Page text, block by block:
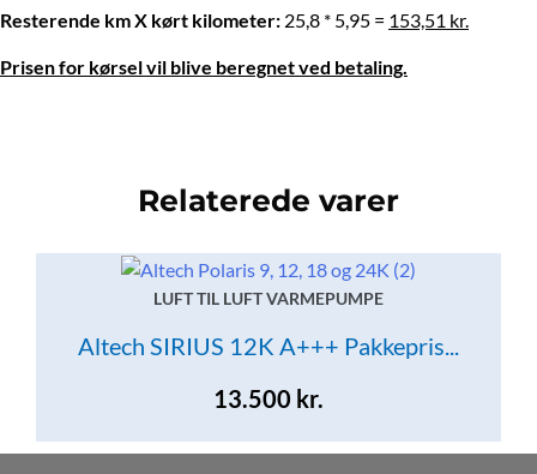
Resterende km X kørt kilometer: 25,8 * 5,95 = 153,51 kr.
Prisen for kørsel vil blive beregnet ved betaling.
Relaterede varer
LUFT TIL LUFT VARMEPUMPE
Altech SIRIUS 12K A+++ Pakkepris...
13.500 kr.